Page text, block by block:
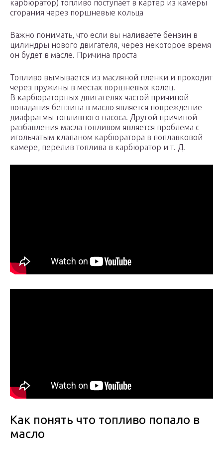
карбюратор) топливо поступает в картер из камеры
сгорания через поршневые кольца
Важно понимать, что если вы наливаете бензин в
цилиндры нового двигателя, через некоторое время
он будет в масле. Причина проста
Топливо вымывается из масляной пленки и проходит
через пружины в местах поршневых колец.
В карбюраторных двигателях частой причиной
попадания бензина в масло является повреждение
диафрагмы топливного насоса. Другой причиной
разбавления масла топливом является проблема с
игольчатым клапаном карбюратора в поплавковой
камере, перелив топлива в карбюратор и т. Д.
Как понять что топливо попало в
масло